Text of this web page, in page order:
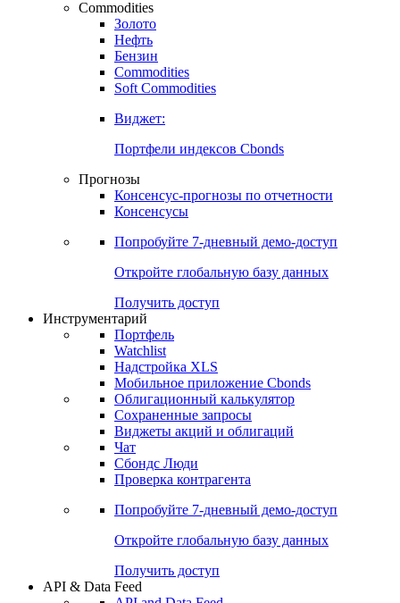
Commodities
Золото
Нефть
Бензин
Commodities
Soft Commodities
Виджет:
Портфели индексов Cbonds
Прогнозы
Консенсус-прогнозы по отчетности
Консенсусы
Попробуйте 7-дневный демо-доступ
Откройте глобальную базу данных
Получить доступ
Инструментарий
Портфель
Watchlist
Надстройка XLS
Мобильное приложение Cbonds
Облигационный калькулятор
Сохраненные запросы
Виджеты акций и облигаций
Чат
Сбондс Люди
Проверка контрагента
Попробуйте 7-дневный демо-доступ
Откройте глобальную базу данных
Получить доступ
API & Data Feed